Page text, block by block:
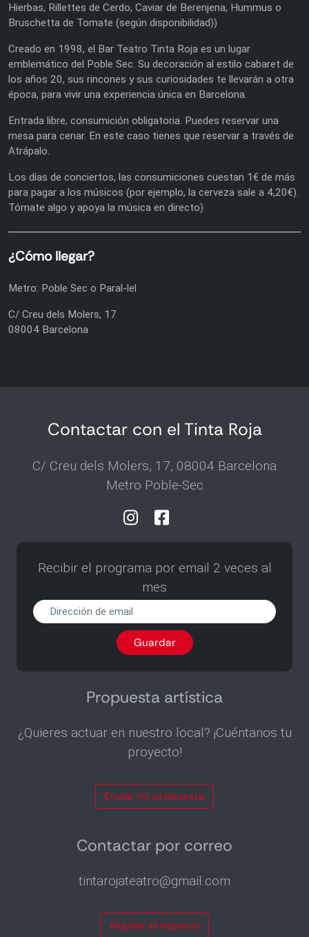
Hierbas, Rillettes de Cerdo, Caviar de Berenjena, Hummus o
Bruschetta de Tomate (según disponibilidad))
Creado en 1998, el Bar Teatro Tinta Roja es un lugar
emblemático del Poble Sec. Su decoración al estilo cabaret de
los años 20, sus rincones y sus curiosidades te llevarán a otra
época, para vivir una experiencia única en Barcelona.
Entrada libre, consumición obligatoria. Puedes reservar una
mesa para cenar. En este caso tienes que reservar a través de
Atrápalo.
Los días de conciertos, las consumiciones cuestan 1€ de más
para pagar a los músicos (por ejemplo, la cerveza sale a 4,20€).
Tómate algo y apoya la música en directo)
¿Cómo llegar?
Metro: Poble Sec o Paral-lel
C/ Creu dels Molers, 17
08004 Barcelona
Contactar con el Tinta Roja
C/ Creu dels Molers, 17, 08004 Barcelona
Metro Poble-Sec
Recibir el programa por email 2 veces al
mes
programa
por
al
Guardar
Propuesta artística
¿Quieres actuar en nuestro local? ¡Cuéntanos tu
proyecto!
Envíar mi propuesta
Contactar por correo
tintarojateatro@gmail.com
Alquilar el espacio